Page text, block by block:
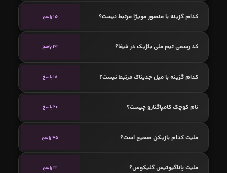
کدام گزینه با منصور مویژا مرتبط نیست؟ 15 پاسخ
کد رسمی تیم ملی بلژیک در فیفا؟ 162 پاسخ
کدام گزینه با میل جدیناک مرتبط نیست؟ 18 پاسخ
نام کوچک کامپاگنارو چیست؟ 20 پاسخ
ملیت کدام بازیکن صحیح است؟ 45 پاسخ
ملیت پاناگیوتیس گلیکوس؟ 22 پاسخ